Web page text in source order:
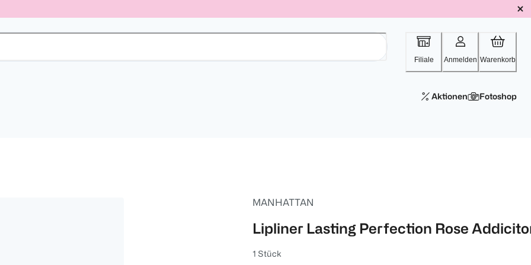
Filiale Anmelden Warenkorb
Aktionen Fotoshop
MANHATTAN
Lipliner Lasting Perfection Rose
1 Stück